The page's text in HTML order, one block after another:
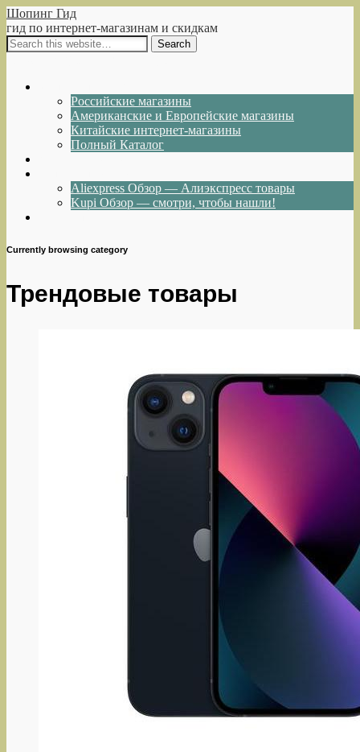
Шопинг Гид
гид по интернет-магазинам и скидкам
Российские магазины
Американские и Европейские магазины
Китайские интернет-магазины
Полный Каталог
Aliexpress Обзор — Алиэкспресс товары
Kupi Обзор — смотри, чтобы нашли!
Currently browsing category
Трендовые товары